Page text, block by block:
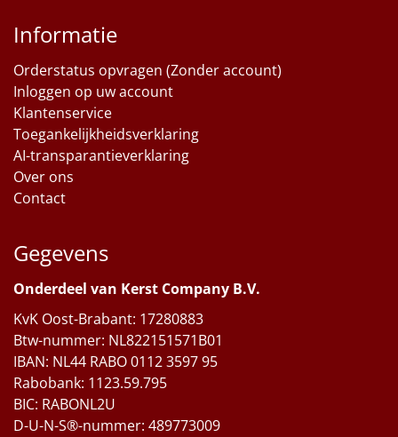
Cadeaubon
Per stuk
Alle overige
Informatie
Orderstatus opvragen (Zonder account)
Inloggen op uw account
Klantenservice
Toegankelijkheidsverklaring
AI-transparantieverklaring
Over ons
Contact
Gegevens
Onderdeel van Kerst Company B.V.
KvK Oost-Brabant: 17280883
Btw-nummer: NL822151571B01
IBAN: NL44 RABO 0112 3597 95
Rabobank: 1123.59.795
BIC: RABONL2U
D-U-N-S®-nummer: 489773009